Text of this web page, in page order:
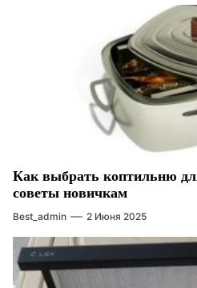
Как выбрать коптильню
советы новичкам
Best_admin 2 Июня 2025